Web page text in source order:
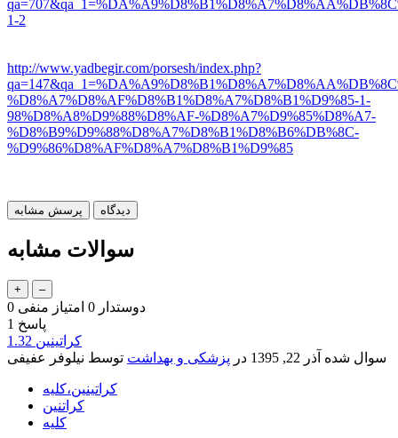
1-2
http://www.yadbegir.com/porsesh/index.php?
%D8%A7%D8%AF%D8%B1%D8%A7%D8%B1%D9%85-1-
98%D8%A8%D9%88%D8%AF-%D8%A7%D9%85%D8%A7-
%D8%B9%D9%88%D8%A7%D8%B1%D8%B6%DB%8C-
%D9%86%D8%AF%D8%A7%D8%B1%D9%85
سوالات مشابه
0 دوستدار 0 امتیاز منفی
1 پاسخ
کراتینین 1.32
سوال شده آذر 22, 1395 در پزشکی و بهداشت توسط نیلوفر عفیفی
کراتینین،کلیه
کراتنین
کلیه